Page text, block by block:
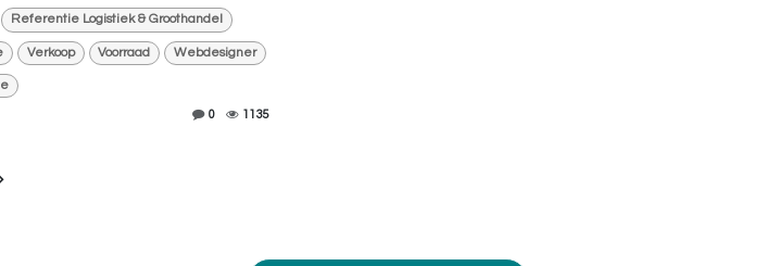
Referentie Logistiek & Groothandel
Verkoop Voorraad Webdesigner
0 1135